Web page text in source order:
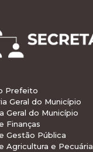
Prefeito
Geral do Município
Geral do Município
Finanças
Gestão Pública
Agricultura e Pecuária